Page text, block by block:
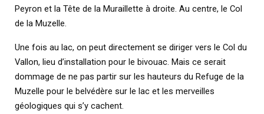
Peyron et la Tête de la Muraillette à droite. Au centre, le Col
de la Muzelle.
Une fois au lac, on peut directement se diriger vers le Col du
Vallon, lieu d’installation pour le bivouac. Mais ce serait
dommage de ne pas partir sur les hauteurs du Refuge de la
Muzelle pour le belvédère sur le lac et les merveilles
géologiques qui s’y cachent.